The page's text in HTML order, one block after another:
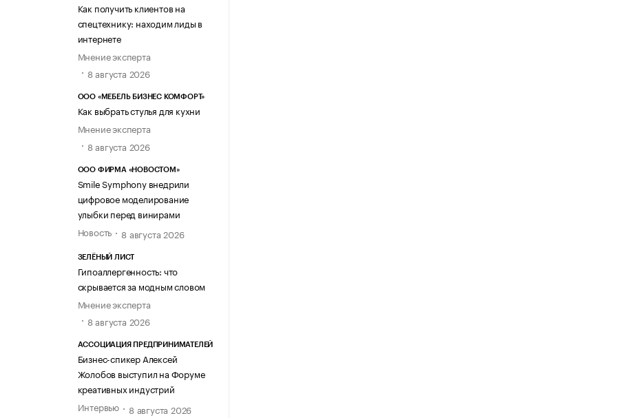
Как получить клиентов на
спецтехнику: находим лиды в
интернете
Мнение эксперта
8 августа 2026
ООО «МЕБЕЛЬ БИЗНЕС КОМФОРТ»
Как выбрать стулья для кухни
Мнение эксперта
8 августа 2026
ООО ФИРМА «НОВОСТОМ»
Smile Symphony внедрили
цифровое моделирование
улыбки перед винирами
Новость
8 августа 2026
ЗЕЛЁНЫЙ ЛИСТ
Гипоаллергенность: что
скрывается за модным словом
Мнение эксперта
8 августа 2026
АССОЦИАЦИЯ ПРЕДПРИНИМАТЕЛЕЙ
Бизнес-спикер Алексей
Жолобов выступил на Форуме
креативных индустрий
Интервью
8 августа 2026